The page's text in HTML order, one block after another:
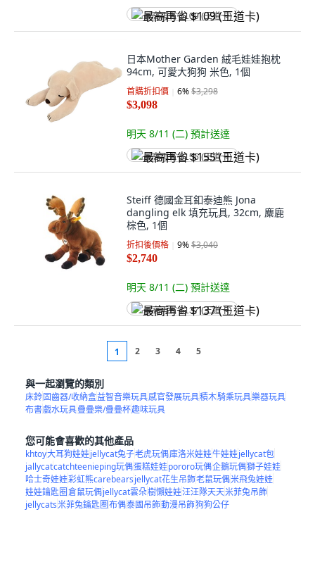
最高再省 $109 (王道卡)
日本Mother Garden 絨毛娃娃抱枕
94cm, 可愛大狗狗 米色, 1個
首購折扣價 6%$3,298
$3,098
明天 8/11 (二) 預計送達
最高再省 $155 (王道卡)
Steiff 德國金耳釦泰迪熊 Jona
dangling elk 填充玩具, 32cm, 麋鹿
棕色, 1個
折扣後價格 9%$3,040
$2,740
明天 8/11 (二) 預計送達
最高再省 $137 (王道卡)
1 2 3 4 5
與一起瀏覽的類別
床鈴固齒器/收納盒益智音樂玩具感官發展玩具積木騎乘玩具樂器玩具
布書戲水玩具疊疊樂/疊疊杯趣味玩具
您可能會喜歡的其他產品
khtoy大耳狗娃娃jellycat兔子老虎玩偶庫洛米娃娃牛娃娃jellycat包
jallycatcatchteenieping玩偶蛋糕娃娃pororo玩偶企鵝玩偶獅子娃娃
哈士奇娃娃彩虹熊carebearsjellycat花生吊飾老鼠玩偶米飛兔娃娃
娃娃鑰匙圈倉鼠玩偶jellycat雲朵樹懶娃娃汪汪隊天天米菲兔吊飾
jellycats米菲兔鑰匙圈布偶泰國吊飾動漫吊飾狗狗公仔